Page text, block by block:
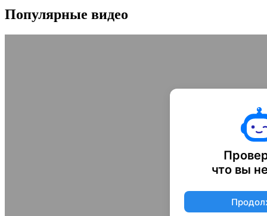
Популярные видео